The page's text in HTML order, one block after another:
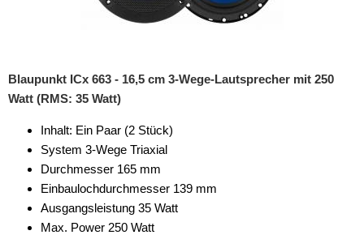
Blaupunkt ICx 663 - 16,5 cm 3-Wege-Lautsprecher mit 250
Watt (RMS: 35 Watt)
Inhalt: Ein Paar (2 Stück)
System 3-Wege Triaxial
Durchmesser 165 mm
Einbaulochdurchmesser 139 mm
Ausgangsleistung 35 Watt
Max. Power 250 Watt